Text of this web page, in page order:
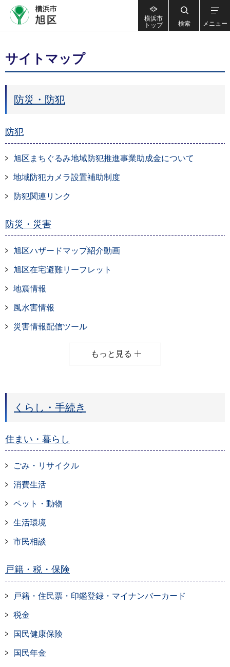
横浜市
トップ
検索 メニュー
サイトマップ
防災・防犯
防犯
旭区まちぐるみ地域防犯推進事業助成金について
地域防犯カメラ設置補助制度
防犯関連リンク
防災・災害
旭区ハザードマップ紹介動画
旭区在宅避難リーフレット
地震情報
風水害情報
災害情報配信ツール
もっと見る
くらし・手続き
住まい・暮らし
ごみ・リサイクル
消費生活
ペット・動物
生活環境
市民相談
戸籍・税・保険
戸籍・住民票・印鑑登録・マイナンバーカード
税金
国民健康保険
国民年金